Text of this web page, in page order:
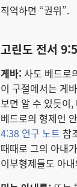
직역하면 “권위”.
고린도 전서 9:5
게바: 사도 베드로
이 구절에서는 게
보면 알 수 있듯이
베드로의 형제인
4:38 연구 노트 참
때때로 그의 아내
이부형제들도 아